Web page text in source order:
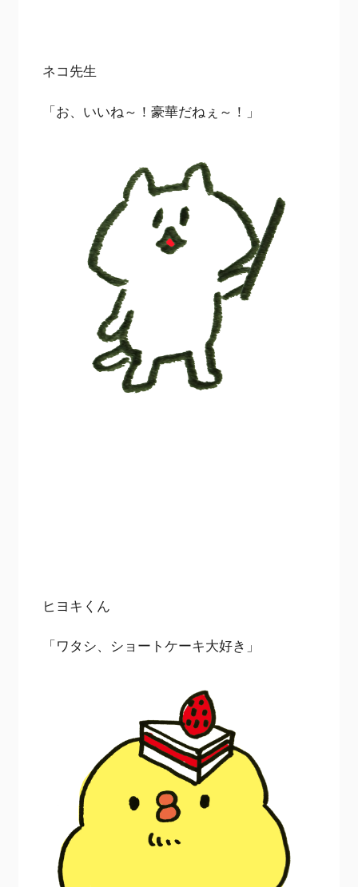
ネコ先生
「お、いいね～！豪華だねぇ～！」
ヒヨキくん
「ワタシ、ショートケーキ大好き」